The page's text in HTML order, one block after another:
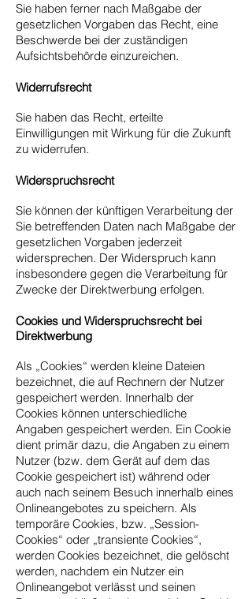
Sie haben ferner nach Maßgabe der
gesetzlichen Vorgaben das Recht, eine
Beschwerde bei der zuständigen
Aufsichtsbehörde einzureichen.
Widerrufsrecht
Sie haben das Recht, erteilte
Einwilligungen mit Wirkung für die Zukunft
zu widerrufen.
Widerspruchsrecht
Sie können der künftigen Verarbeitung der
Sie betreffenden Daten nach Maßgabe der
gesetzlichen Vorgaben jederzeit
widersprechen. Der Widerspruch kann
insbesondere gegen die Verarbeitung für
Zwecke der Direktwerbung erfolgen.
Cookies und Widerspruchsrecht bei
Direktwerbung
Als „Cookies“ werden kleine Dateien
bezeichnet, die auf Rechnern der Nutzer
gespeichert werden. Innerhalb der
Cookies können unterschiedliche
Angaben gespeichert werden. Ein Cookie
dient primär dazu, die Angaben zu einem
Nutzer (bzw. dem Gerät auf dem das
Cookie gespeichert ist) während oder
auch nach seinem Besuch innerhalb eines
Onlineangebotes zu speichern. Als
temporäre Cookies, bzw. „Session-
Cookies“ oder „transiente Cookies“,
werden Cookies bezeichnet, die gelöscht
werden, nachdem ein Nutzer ein
Onlineangebot verlässt und seinen